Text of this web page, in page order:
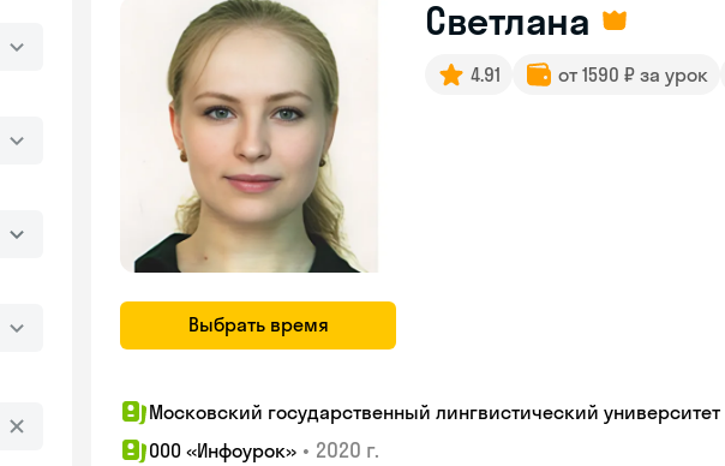
Выбрать время
Светлана
4.91 от 1590 ₽ за урок
Московский государственный лингвистический университет
ООО «Инфоурок» • 2020 г.